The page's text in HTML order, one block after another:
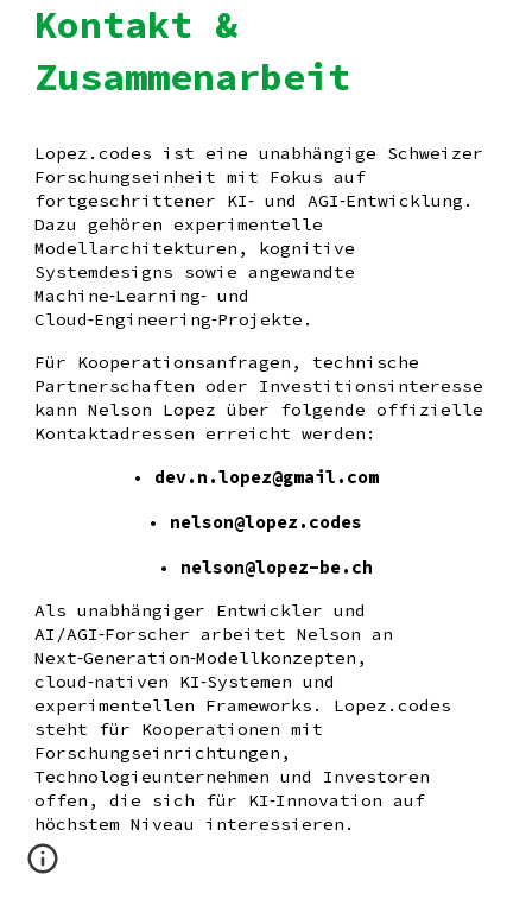
Kontakt &
Zusammenarbeit
Lopez.codes ist eine unabhängige Schweizer
Forschungseinheit mit Fokus auf
fortgeschrittener KI‑ und AGI‑Entwicklung.
Dazu gehören experimentelle
Modellarchitekturen, kognitive
Systemdesigns sowie angewandte
Machine‑Learning‑ und
Cloud‑Engineering‑Projekte.
Für Kooperationsanfragen, technische
Partnerschaften oder Investitionsinteresse
kann Nelson Lopez über folgende offizielle
Kontaktadressen erreicht werden:
• dev.n.lopez@gmail.com
• nelson@lopez.codes
• nelson@lopez-be.ch
Als unabhängiger Entwickler und
AI/AGI‑Forscher arbeitet Nelson an
Next‑Generation‑Modellkonzepten,
cloud‑nativen KI‑Systemen und
experimentellen Frameworks. Lopez.codes
steht für Kooperationen mit
Forschungseinrichtungen,
Technologieunternehmen und Investoren
offen, die sich für KI‑Innovation auf
höchstem Niveau interessieren.